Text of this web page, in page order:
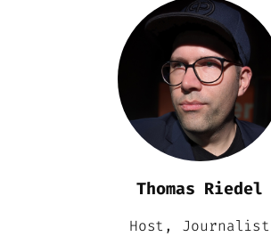
Thomas Riedel
Host, Journalist